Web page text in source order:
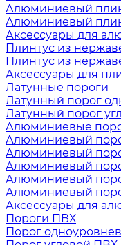
Алюминиевый
Алюминиевый
Аксессуары для
Плинтус из
Плинтус из
Аксессуары для
Латунные пороги
Латунный порог
Латунный порог
Алюминиевые
Алюминиевый
Алюминиевый
Алюминиевый
Алюминиевый
Алюминиевый
Аксессуары для
Пороги ПВХ
Порог